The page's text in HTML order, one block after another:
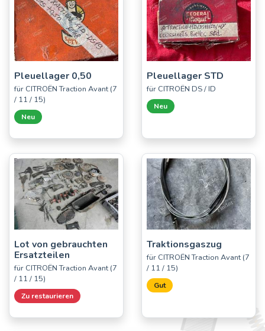
Pleuellager 0,50
für CITROËN Traction Avant (7
/ 11 / 15)
Neu
Pleuellager STD
für CITROËN DS / ID
Neu
Lot von gebrauchten
Ersatzteilen
für CITROËN Traction Avant (7
/ 11 / 15)
Zu restaurieren
Traktionsgaszug
für CITROËN Traction Avant (7
/ 11 / 15)
Gut